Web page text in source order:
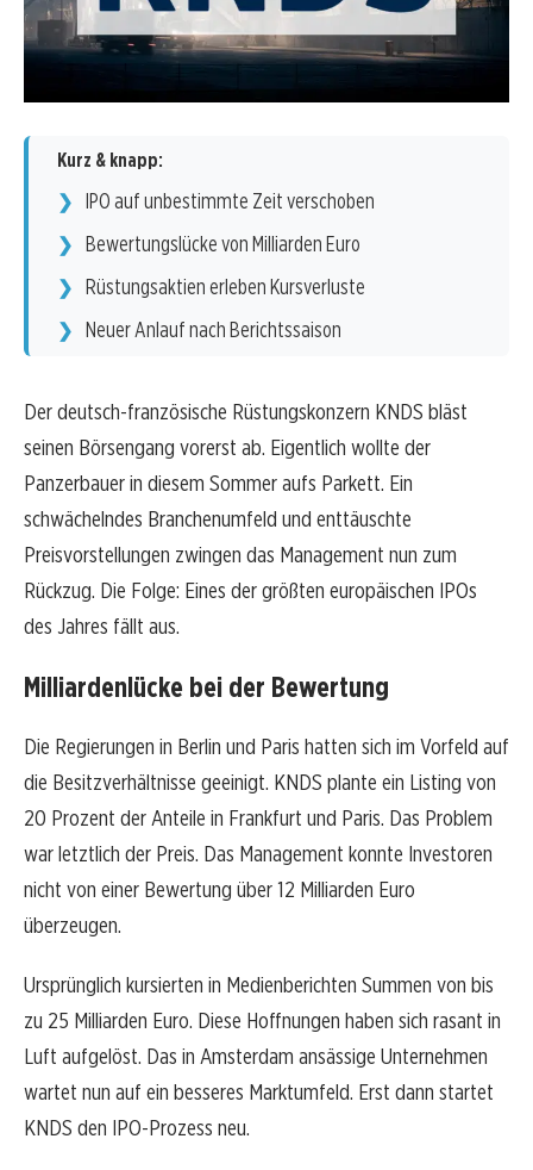
Kurz & knapp:
IPO auf unbestimmte Zeit verschoben
Bewertungslücke von Milliarden Euro
Rüstungsaktien erleben Kursverluste
Neuer Anlauf nach Berichtssaison
Der deutsch-französische Rüstungskonzern KNDS bläst
seinen Börsengang vorerst ab. Eigentlich wollte der
Panzerbauer in diesem Sommer aufs Parkett. Ein
schwächelndes Branchenumfeld und enttäuschte
Preisvorstellungen zwingen das Management nun zum
Rückzug. Die Folge: Eines der größten europäischen IPOs
des Jahres fällt aus.
Milliardenlücke bei der Bewertung
Die Regierungen in Berlin und Paris hatten sich im Vorfeld auf
die Besitzverhältnisse geeinigt. KNDS plante ein Listing von
20 Prozent der Anteile in Frankfurt und Paris. Das Problem
war letztlich der Preis. Das Management konnte Investoren
nicht von einer Bewertung über 12 Milliarden Euro
überzeugen.
Ursprünglich kursierten in Medienberichten Summen von bis
zu 25 Milliarden Euro. Diese Hoffnungen haben sich rasant in
Luft aufgelöst. Das in Amsterdam ansässige Unternehmen
wartet nun auf ein besseres Marktumfeld. Erst dann startet
KNDS den IPO-Prozess neu.